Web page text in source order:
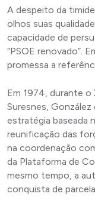
A despeito da
olhos suas
capacidade de
“PSOE renovado”.
promessa a
Em 1974, durante o
Suresnes,
estratégia baseada
reunificação das
na coordenação
da Plataforma de
mesmo tempo, a
conquista de